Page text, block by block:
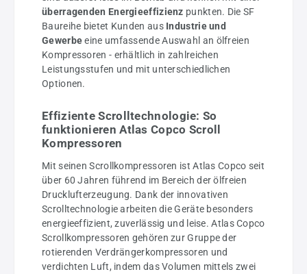
überragenden Energieeffizienz punkten. Die SF
Baureihe bietet Kunden aus Industrie und
Gewerbeeine umfassende Auswahl an ölfreien
Kompressoren - erhältlich in zahlreichen
Leistungsstufen und mit unterschiedlichen
Optionen.
Effiziente Scrolltechnologie: So
funktionieren Atlas Copco Scroll
Kompressoren
Mit seinen Scrollkompressoren ist Atlas Copco seit
über 60 Jahren führend im Bereich der ölfreien
Drucklufterzeugung. Dank der innovativen
Scrolltechnologie arbeiten die Geräte besonders
energieeffizient, zuverlässig und leise. Atlas Copco
Scrollkompressoren gehören zur Gruppe der
rotierenden Verdrängerkompressoren und
verdichten Luft, indem das Volumen mittels zwei